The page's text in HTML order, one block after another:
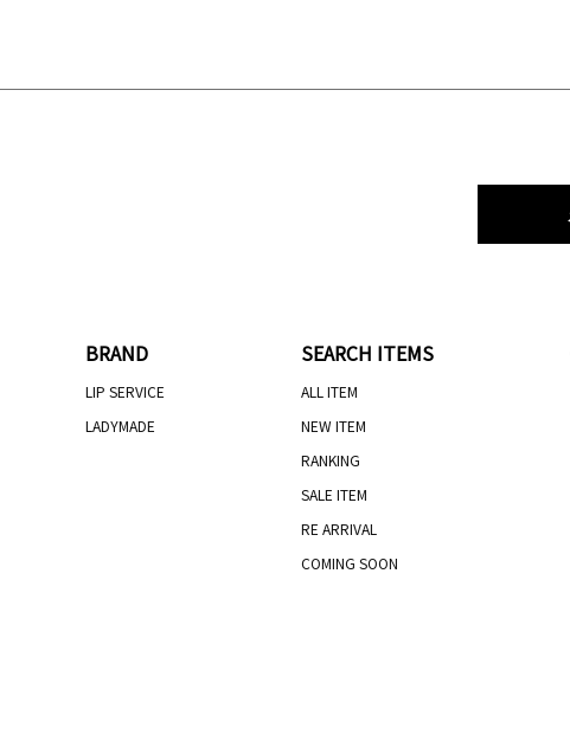
BRAND
LIP SERVICE
LADYMADE
SEARCH ITEMS
ALL ITEM
NEW ITEM
RANKING
SALE ITEM
RE ARRIVAL
COMING SOON